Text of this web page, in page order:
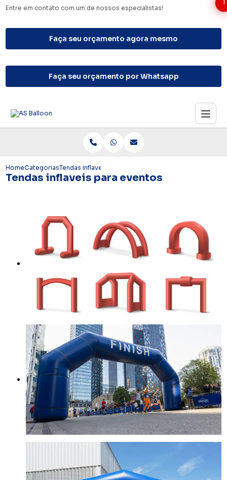
Entre em contato com um de nossos especialistas!
Faça seu orçamento agora mesmo
Faça seu orçamento por Whatsapp
HomeCategoriasTendas inflaveis para eventos
Tendas inflaveis para eventos